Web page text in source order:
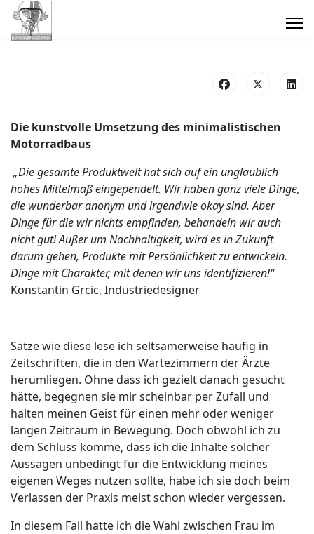
Die kunstvolle Umsetzung des minimalistischen
Motorradbaus
„Die gesamte Produktwelt hat sich auf ein unglaublich
hohes Mittelmaß eingependelt. Wir haben ganz viele Dinge,
die wunderbar anonym und irgendwie okay sind. Aber
Dinge für die wir nichts empfinden, behandeln wir auch
nicht gut! Außer um Nachhaltigkeit, wird es in Zukunft
darum gehen, Produkte mit Persönlichkeit zu entwickeln.
Dinge mit Charakter, mit denen wir uns identifizieren!“
Konstantin Grcic, Industriedesigner
Sätze wie diese lese ich seltsamerweise häufig in
Zeitschriften, die in den Wartezimmern der Ärzte
herumliegen. Ohne dass ich gezielt danach gesucht
hätte, begegnen sie mir scheinbar per Zufall und
halten meinen Geist für einen mehr oder weniger
langen Zeitraum in Bewegung. Doch obwohl ich zu
dem Schluss komme, dass ich die Inhalte solcher
Aussagen unbedingt für die Entwicklung meines
eigenen Weges nutzen sollte, habe ich sie doch beim
Verlassen der Praxis meist schon wieder vergessen.
In diesem Fall hatte ich die Wahl zwischen Frau im